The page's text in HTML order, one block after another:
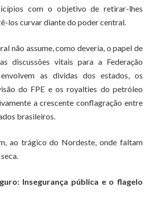
com o objetivo de retirar-lhes
los curvar diante do poder central.
não assume, como deveria, o papel de
discussões vitais para a Federação
as dividas dos estados, os
do FPE e os royalties do petróleo
a crescente conflagração entre
brasileiros.
ao trágico do Nordeste, onde faltam
Insegurança pública e o flagelo